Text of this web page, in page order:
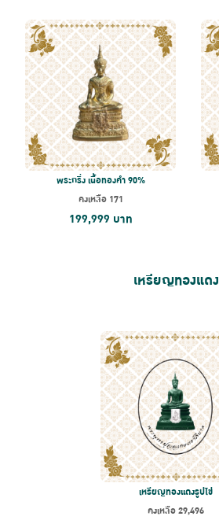
พระกริ่ง เนื้อทองคำ 90%
คงเหลือ 171
199,999 บาท
เหรียญทองแดง
เหรียญทองแดงรูปไข่
คงเหลือ29,496